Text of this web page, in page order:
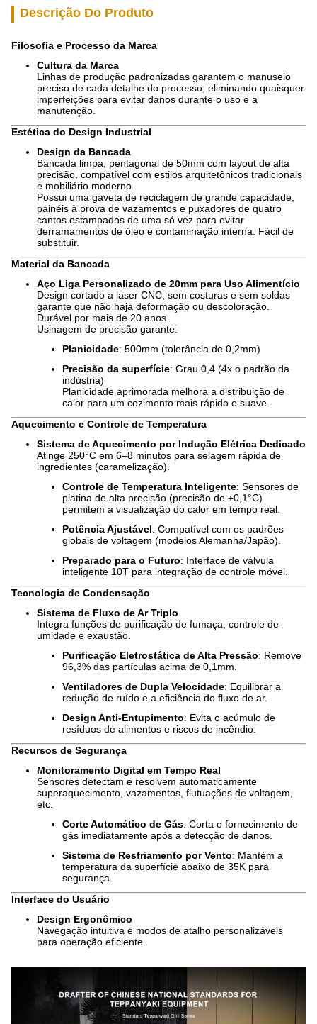
Descrição Do Produto
Filosofia e Processo da Marca
Cultura da Marca
Linhas de produção padronizadas garantem o manuseio
preciso de cada detalhe do processo, eliminando quaisquer
imperfeições para evitar danos durante o uso e a
manutenção.
Estética do Design Industrial
Design da Bancada
Bancada limpa, pentagonal de 50mm com layout de alta
precisão, compatível com estilos arquitetônicos tradicionais
e mobiliário moderno.
Possui uma gaveta de reciclagem de grande capacidade,
painéis à prova de vazamentos e puxadores de quatro
cantos estampados de uma só vez para evitar
derramamentos de óleo e contaminação interna. Fácil de
substituir.
Material da Bancada
Aço Liga Personalizado de 20mm para Uso Alimentício
Design cortado a laser CNC, sem costuras e sem soldas
garante que não haja deformação ou descoloração.
Durável por mais de 20 anos.
Usinagem de precisão garante:
Planicidade: 500mm (tolerância de 0,2mm)
Precisão da superfície: Grau 0,4 (4x o padrão da
indústria)
Planicidade aprimorada melhora a distribuição de
calor para um cozimento mais rápido e suave.
Aquecimento e Controle de Temperatura
Sistema de Aquecimento por Indução Elétrica Dedicado
Atinge 250°C em 6–8 minutos para selagem rápida de
ingredientes (caramelização).
Controle de Temperatura Inteligente: Sensores de
platina de alta precisão (precisão de ±0,1°C)
permitem a visualização do calor em tempo real.
Potência Ajustável: Compatível com os padrões
globais de voltagem (modelos Alemanha/Japão).
Preparado para o Futuro: Interface de válvula
inteligente 10T para integração de controle móvel.
Tecnologia de Condensação
Sistema de Fluxo de Ar Triplo
Integra funções de purificação de fumaça, controle de
umidade e exaustão.
Purificação Eletrostática de Alta Pressão: Remove
96,3% das partículas acima de 0,1mm.
Ventiladores de Dupla Velocidade: Equilibrar a
redução de ruído e a eficiência do fluxo de ar.
Design Anti-Entupimento: Evita o acúmulo de
resíduos de alimentos e riscos de incêndio.
Recursos de Segurança
Monitoramento Digital em Tempo Real
Sensores detectam e resolvem automaticamente
superaquecimento, vazamentos, flutuações de voltagem,
etc.
Corte Automático de Gás: Corta o fornecimento de
gás imediatamente após a detecção de danos.
Sistema de Resfriamento por Vento: Mantém a
temperatura da superfície abaixo de 35K para
segurança.
Interface do Usuário
Design Ergonômico
Navegação intuitiva e modos de atalho personalizáveis
para operação eficiente.